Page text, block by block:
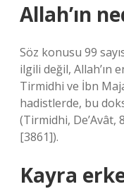
Allah’ın
Söz konusu 99
ilgili değil, Allah’ın
Tirmidhi ve İbn
hadistlerde, bu
(Tirmidhi, De’Avât,
[3861]).
Kayra